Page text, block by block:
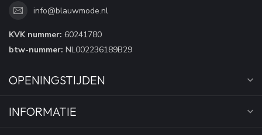
info@blauwmode.nl
KVK nummer: 60241780
btw-nummer: NL002236189B29
OPENINGSTIJDEN
INFORMATIE